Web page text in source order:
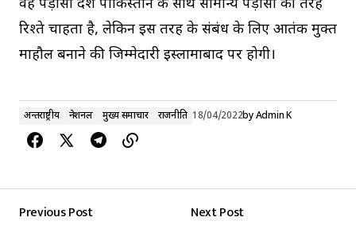
वह पड़ोसी देश पाकिस्तान के साथ सामान्य पड़ोसी की तरह
रिश्ते चाहता है, लेकिन इस तरह के संबंध के लिए आतंक मुक्त
माहौल बनाने की जिम्मेदारी इस्लामाबाद पर होगी।
अन्तर्राष्ट्रीय नेशनल मुख्य समाचार राजनीति 18/04/2022byAdmin K
Previous Post
Next Post